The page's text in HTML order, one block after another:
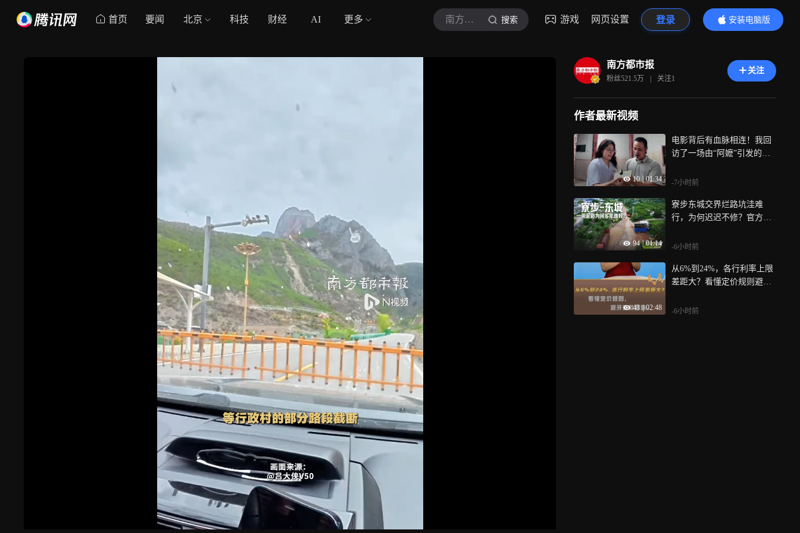
首页 要闻 北京 科技 财经 AI 更多 南方都市报 搜索 游戏 网页设置 登录
安装电脑版
内容更精彩
南方都市报
粉丝521.5万 | 关注1
关注
作者最新视频
10 01:34
电影背后有血脉相连！我回
访了一场由“阿嬷”引发的跨
-7小时前
94 | 01:14
寮步东城交界烂路坑洼难
行，为何迟迟不修？官方回
-6小时前
43 | 02:48
从6%到24%，各行利率上限
差距大？看懂定价规则避开
-6小时前